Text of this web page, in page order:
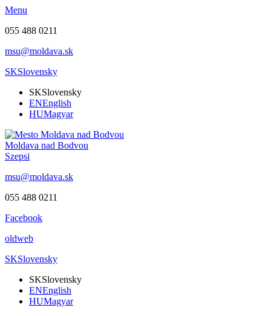
Menu
055 488 0211
msu@moldava.sk
SKSlovensky
SKSlovensky
ENEnglish
HUMagyar
Moldava nad Bodvou
Szepsi
msu@moldava.sk
055 488 0211
Facebook
oldweb
SKSlovensky
SKSlovensky
ENEnglish
HUMagyar